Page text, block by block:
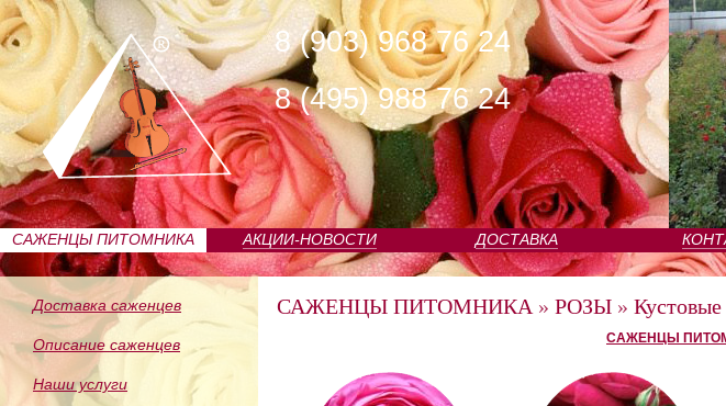
8 (903) 968 76 24
8 (495) 988 76 24
САЖЕНЦЫ ПИТОМНИКА АКЦИИ-НОВОСТИ ДОСТАВКА
Доставка саженцев
Описание саженцев
Наши услуги
САЖЕНЦЫ ПИТОМНИКА » РОЗЫ »
САЖЕНЦЫ